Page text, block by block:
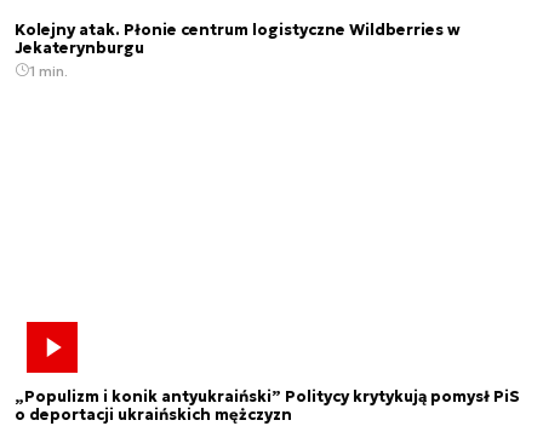
Kolejny atak. Płonie centrum logistyczne Wildberries w
Jekaterynburgu
1 min.
„Populizm i konik antyukraiński” Politycy krytykują pomysł PiS
o deportacji ukraińskich mężczyzn